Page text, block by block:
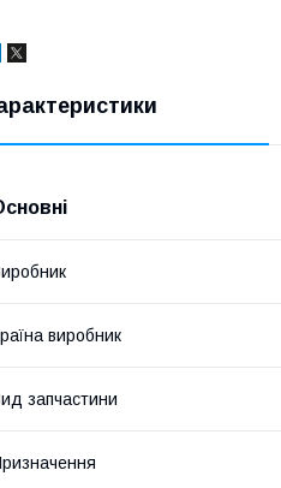
виробник
запчастини